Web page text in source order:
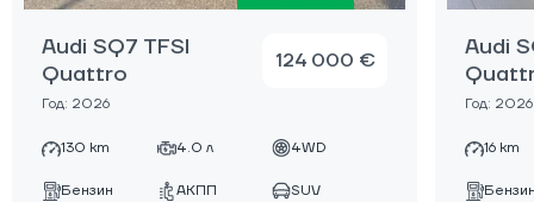
Audi SQ7 TFSI
Quattro
Год: 2026
124 000 €
130 km 4.0 л 4WD
Бензин АКПП SUV
Audi
Год: 2026
16 km